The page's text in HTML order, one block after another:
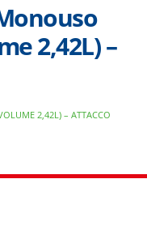
2,42L) –
2,42L) – ATTACCO